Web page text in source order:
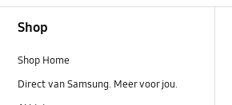
Shop
Shop Home
Direct van Samsung. Meer voor jou.